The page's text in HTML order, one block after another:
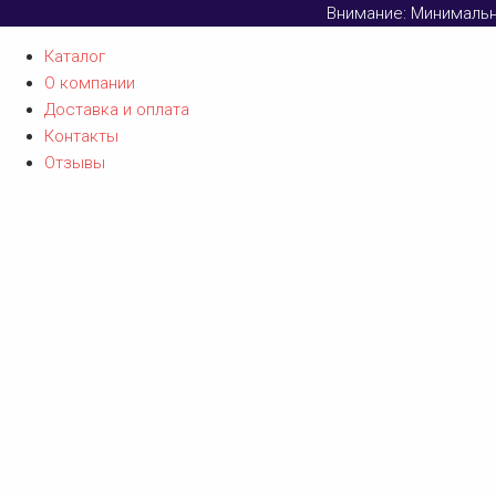
Внимание:
Каталог
О компании
Доставка и оплата
Контакты
Отзывы